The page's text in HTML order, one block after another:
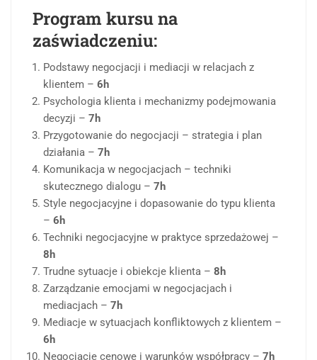
Program kursu na
zaświadczeniu:
Podstawy negocjacji i mediacji w relacjach z
klientem – 6h
Psychologia klienta i mechanizmy podejmowania
decyzji – 7h
Przygotowanie do negocjacji – strategia i plan
działania – 7h
Komunikacja w negocjacjach – techniki
skutecznego dialogu – 7h
Style negocjacyjne i dopasowanie do typu klienta
– 6h
Techniki negocjacyjne w praktyce sprzedażowej –
8h
Trudne sytuacje i obiekcje klienta – 8h
Zarządzanie emocjami w negocjacjach i
mediacjach – 7h
Mediacje w sytuacjach konfliktowych z klientem –
6h
Negocjacje cenowe i warunków współpracy – 7h